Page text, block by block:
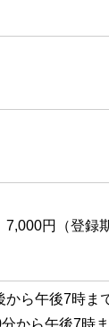
円（登録
ら午後7時ま
から午後7時